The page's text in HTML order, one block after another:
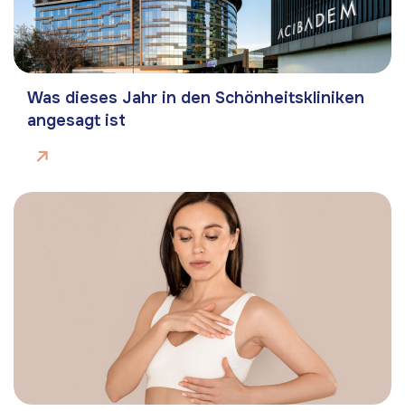
Was dieses Jahr in den Schönheitskliniken
angesagt ist